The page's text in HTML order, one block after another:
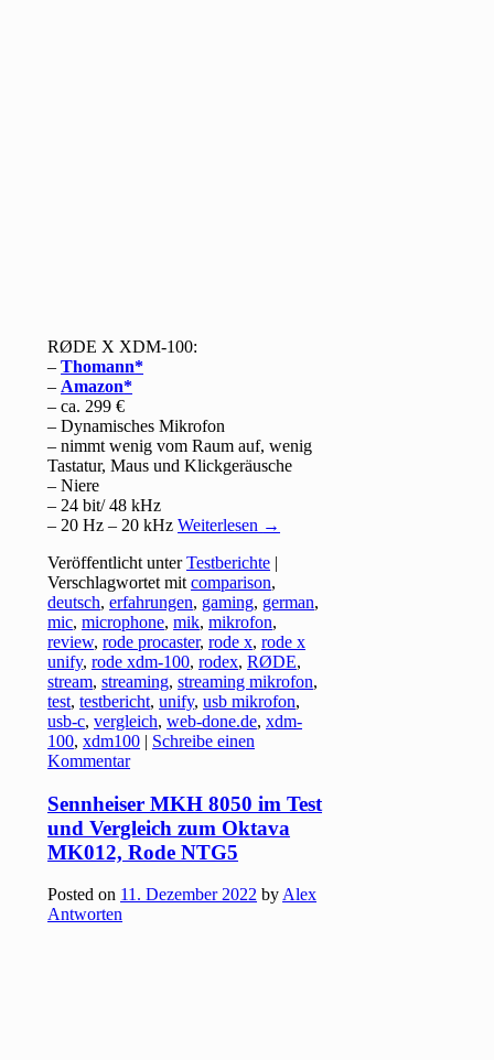
RØDE X XDM-100:
–Thomann
– Amazon
– ca. 299 €
– Dynamisches Mikrofon
– nimmt wenig vom Raum auf, wenig
Tastatur, Maus und Klickgeräusche
– Niere
– 24 bit/ 48 kHz
– 20 Hz – 20 kHzWeiterlesen →
Veröffentlicht unter Testberichte |
Verschlagwortet mit comparison,
deutsch,erfahrungen, gaming, german,
mic,microphone,mik,mikrofon,
review,rode procaster,rode x,rode x
unify,rode xdm-100,rodex,RØDE,
stream,streaming,streaming mikrofon,
test,testbericht,unify,usb mikrofon,
usb-c,vergleich,web-done.de,xdm-
100,xdm100 | Schreibe einen
Kommentar
Sennheiser MKH 8050 im Test
und Vergleich zum Oktava
MK012, Rode NTG5
Posted on 11. Dezember 2022 by Alex
Antworten